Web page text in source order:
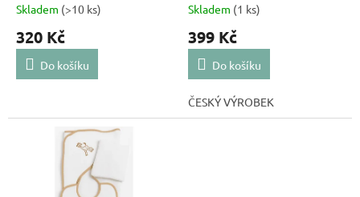
Skladem (>10 ks)
320 Kč
Do košíku
Skladem (1 ks)
399 Kč
Do košíku
ČESKÝ VÝROBEK